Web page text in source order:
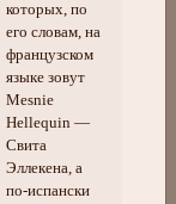
которых, по
его словам, на
французском
языке зовут
Mesnie
Hellequin —
Свита
Эллекена, а
по-испански